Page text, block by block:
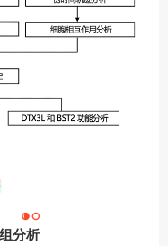
分析